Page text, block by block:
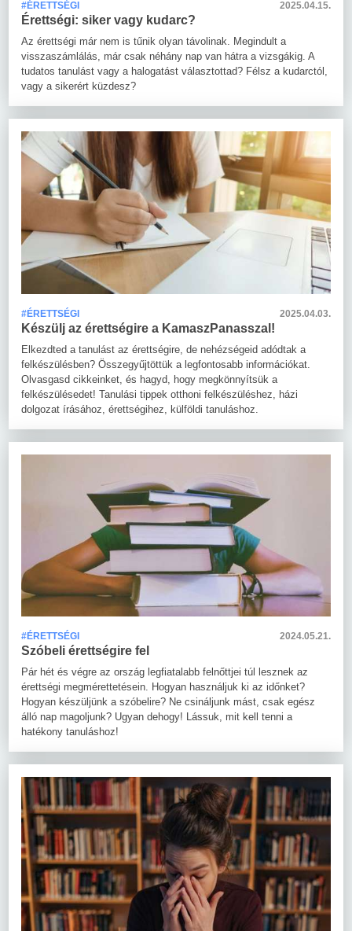
#ÉRETTSÉGI 2025.04.15.
Érettségi: siker vagy kudarc?
Az érettségi már nem is tűnik olyan távolinak. Megindult a
visszaszámlálás, már csak néhány nap van hátra a vizsgákig. A
tudatos tanulást vagy a halogatást választottad? Félsz a kudarctól,
vagy a sikerért küzdesz?
#ÉRETTSÉGI 2025.04.03.
Készülj az érettségire a KamaszPanasszal!
Elkezdted a tanulást az érettségire, de nehézségeid adódtak a
felkészülésben? Összegyűjtöttük a legfontosabb információkat.
Olvasgasd cikkeinket, és hagyd, hogy megkönnyítsük a
felkészülésedet! Tanulási tippek otthoni felkészüléshez, házi
dolgozat írásához, érettségihez, külföldi tanuláshoz.
#ÉRETTSÉGI 2024.05.21.
Szóbeli érettségire fel
Pár hét és végre az ország legfiatalabb felnőttjei túl lesznek az
érettségi megmérettetésein. Hogyan használjuk ki az időnket?
Hogyan készüljünk a szóbelire? Ne csináljunk mást, csak egész
álló nap magoljunk? Ugyan dehogy! Lássuk, mit kell tenni a
hatékony tanuláshoz!